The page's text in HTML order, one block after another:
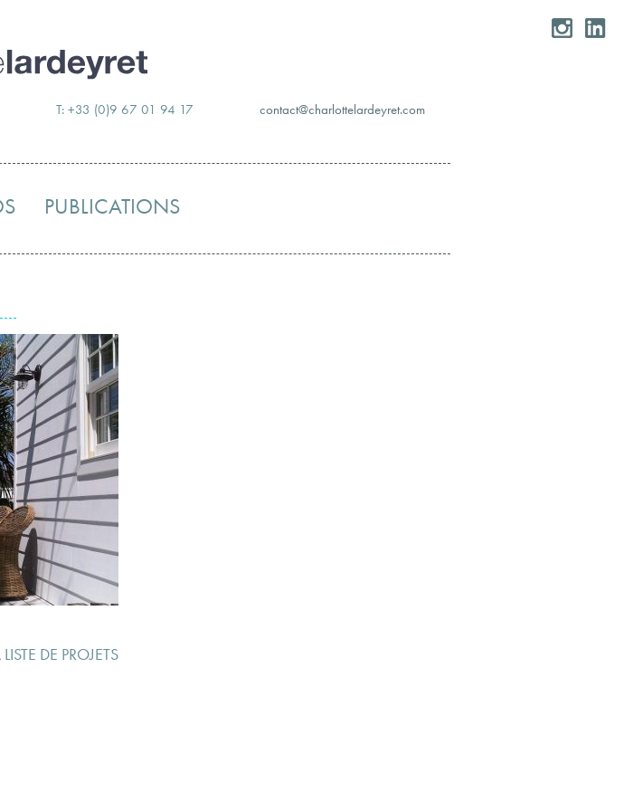
Skip
to
T: +33 (0)9 67 01 94 17 moc.teryedralettolrahc@tcatnoc
PUBLICATIONS
DE PROJETS